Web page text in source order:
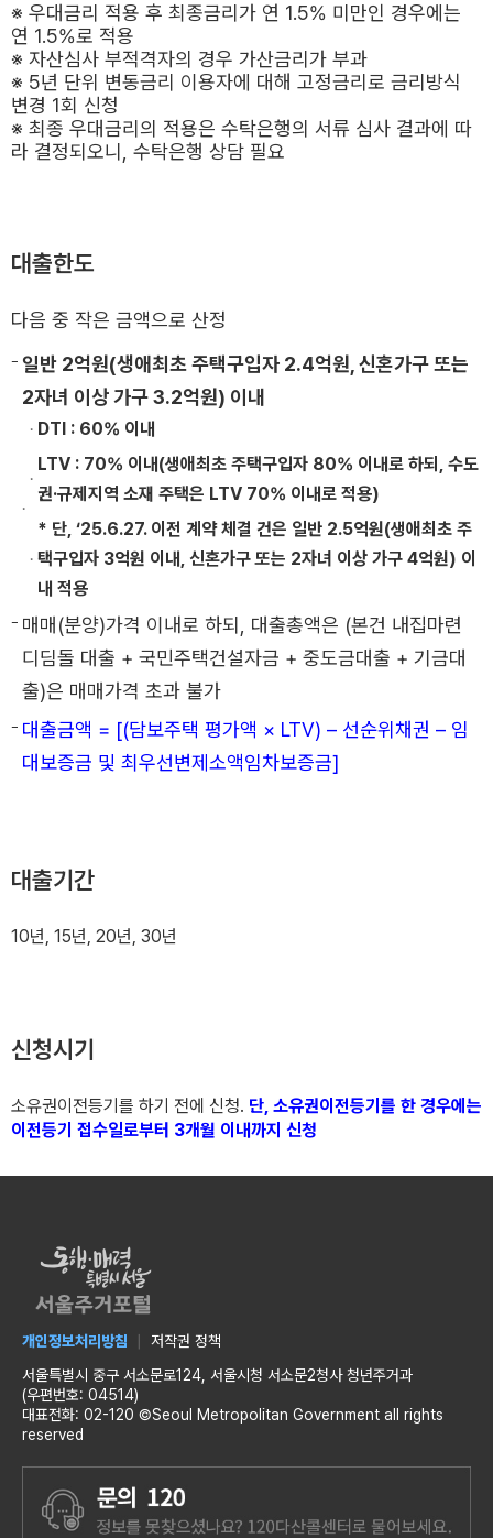
※ 우대금리 적용 후 최종금리가 연 1.5% 미만인 경우에는
연 1.5%로 적용
※ 자산심사 부적격자의 경우 가산금리가 부과
※ 5년 단위 변동금리 이용자에 대해 고정금리로 금리방식
변경 1회 신청
※ 최종 우대금리의 적용은 수탁은행의 서류 심사 결과에 따
라 결정되오니, 수탁은행 상담 필요
대출한도
다음 중 작은 금액으로 산정
일반 2억원(생애최초 주택구입자 2.4억원, 신혼가구 또는
2자녀 이상 가구 3.2억원) 이내
DTI : 60% 이내
LTV : 70% 이내(생애최초 주택구입자 80% 이내로 하되, 수도
권·규제지역 소재 주택은 LTV 70% 이내로 적용)
* 단, ‘25.6.27. 이전 계약 체결 건은 일반 2.5억원(생애최초 주
택구입자 3억원 이내, 신혼가구 또는 2자녀 이상 가구 4억원) 이
내 적용
매매(분양)가격 이내로 하되, 대출총액은 (본건 내집마련
디딤돌 대출 + 국민주택건설자금 + 중도금대출 + 기금대
출)은 매매가격 초과 불가
대출금액 = [(담보주택 평가액 × LTV) – 선순위채권 – 임
대보증금 및 최우선변제소액임차보증금]
대출기간
10년, 15년, 20년, 30년
신청시기
소유권이전등기를 하기 전에 신청. 단, 소유권이전등기를 한 경우에는
이전등기 접수일로부터 3개월 이내까지 신청
개인정보처리방침
저작권 정책
서울특별시 중구 서소문로124, 서울시청 서소문2청사 청년주거과
(우편번호: 04514)
대표전화: 02-120 ©Seoul Metropolitan Government all rights
reserved